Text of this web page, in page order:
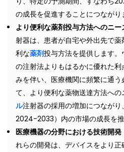
の成長を促進することにつながり
より便利な薬剤投与方法へのニー
射器は、患者が自宅や外出先で
利な薬剤投与方法を提供します
の注射法よりもはるかに優れた
みを伴い、医療機関に頻繁に通
て、より便利な薬物送達方法への
ル注射器の採用の増加につながり
2024-2033）内の市場の成長を推
医療機器の分野における技術開発
れらの開発は、デバイスをより